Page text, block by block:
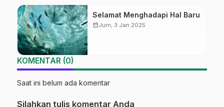
Selamat Menghadapi Hal Baru
calendar_monthJum, 3 Jan 2025
KOMENTAR (0)
Saat ini belum ada komentar
Silahkan tulis komentar Anda